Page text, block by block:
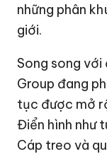
những phân
giới.
Song song với
Group đang
tục được mở
Điển hình như
Cáp treo và